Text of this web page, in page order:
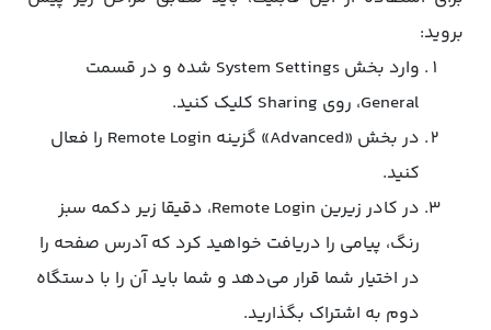
بروید:
وارد بخش System Settings شده و در قسمت
General، روی Sharing کلیک کنید.
در بخش «Advanced» گزینه Remote Login را فعال
کنید.
در کادر زیرین Remote Login، دقیقا زیر دکمه سبز
رنگ، پیامی را دریافت خواهید کرد که آدرس صفحه را
در اختیار شما قرار می‌دهد و شما باید آن را با دستگاه
دوم به اشتراک بگذارید.